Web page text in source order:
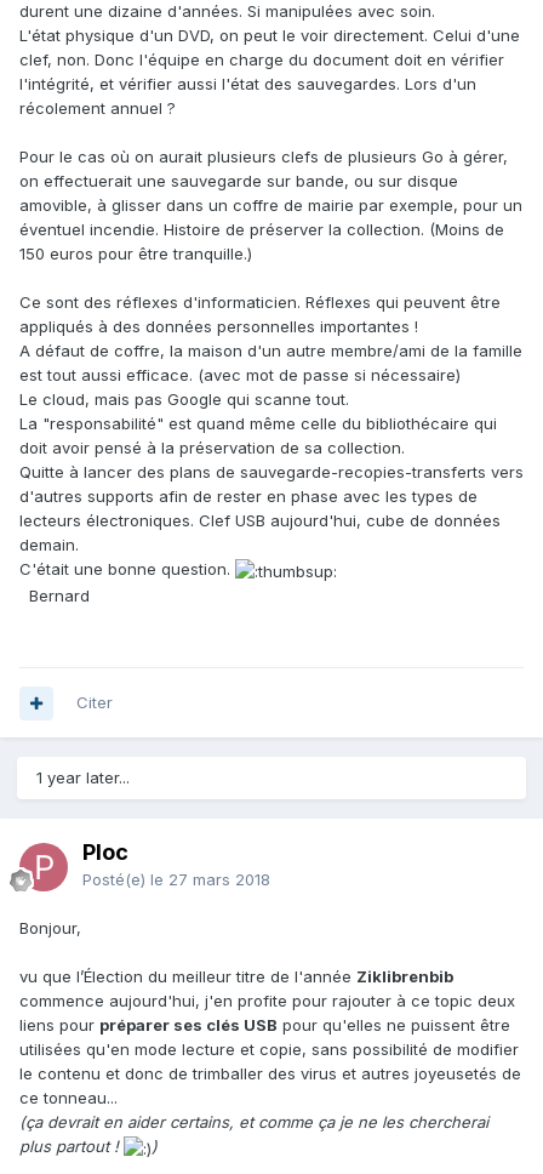
durent une dizaine d'années. Si manipulées avec soin.
L'état physique d'un DVD, on peut le voir directement. Celui d'une
clef, non. Donc l'équipe en charge du document doit en vérifier
l'intégrité, et vérifier aussi l'état des sauvegardes. Lors d'un
récolement annuel ?
Pour le cas où on aurait plusieurs clefs de plusieurs Go à gérer,
on effectuerait une sauvegarde sur bande, ou sur disque
amovible, à glisser dans un coffre de mairie par exemple, pour un
éventuel incendie. Histoire de préserver la collection. (Moins de
150 euros pour être tranquille.)
Ce sont des réflexes d'informaticien. Réflexes qui peuvent être
appliqués à des données personnelles importantes !
A défaut de coffre, la maison d'un autre membre/ami de la famille
est tout aussi efficace. (avec mot de passe si nécessaire)
Le cloud, mais pas Google qui scanne tout.
La "responsabilité" est quand même celle du bibliothécaire qui
doit avoir pensé à la préservation de sa collection.
Quitte à lancer des plans de sauvegarde-recopies-transferts vers
d'autres supports afin de rester en phase avec les types de
lecteurs électroniques. Clef USB aujourd'hui, cube de données
demain.
C'était une bonne question.
Bernard
Citer
1 year later...
Ploc
Posté(e) le 27 mars 2018
Bonjour,
vu que l’Élection du meilleur titre de l'année Ziklibrenbib
commence aujourd'hui, j'en profite pour rajouter à ce topic deux
liens pour préparer ses clés USB pour qu'elles ne puissent être
utilisées qu'en mode lecture et copie, sans possibilité de modifier
le contenu et donc de trimballer des virus et autres joyeusetés de
ce tonneau...
(ça devrait en aider certains, et comme ça je ne les chercherai
plus partout !
)